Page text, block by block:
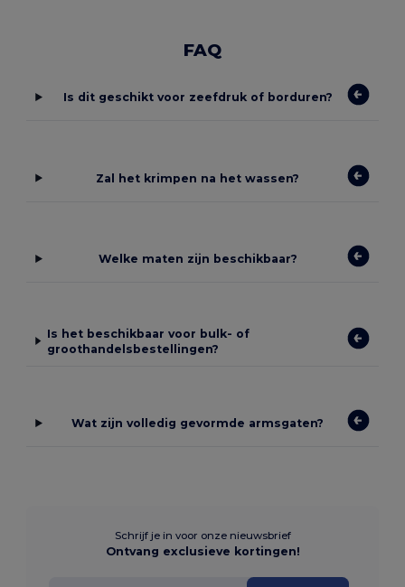
FAQ
Is dit geschikt voor zeefdruk of borduren?
Zal het krimpen na het wassen?
Welke maten zijn beschikbaar?
Is het beschikbaar voor bulk- of
groothandelsbestellingen?
Wat zijn volledig gevormde armsgaten?
Schrijf je in voor onze nieuwsbrief
Ontvang exclusieve kortingen!